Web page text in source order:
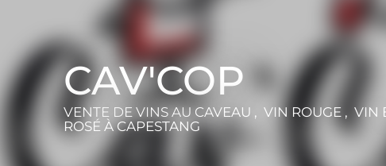
CAV'COP
VENTE DE VINS AU CAVEAU , VIN ROUGE , VIN
ROSÉ À CAPESTANG